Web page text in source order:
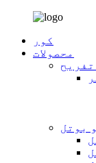
کور
محصولات
تفریح
بوتل